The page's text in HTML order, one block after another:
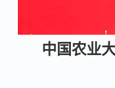
中国农业